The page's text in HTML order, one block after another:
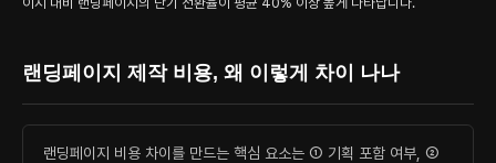
랜딩페이지 제작 비용, 왜 이렇게 차이 나나
랜딩페이지 비용 차이를 만드는 핵심 요소는 ① 기획 포함 여부, ②